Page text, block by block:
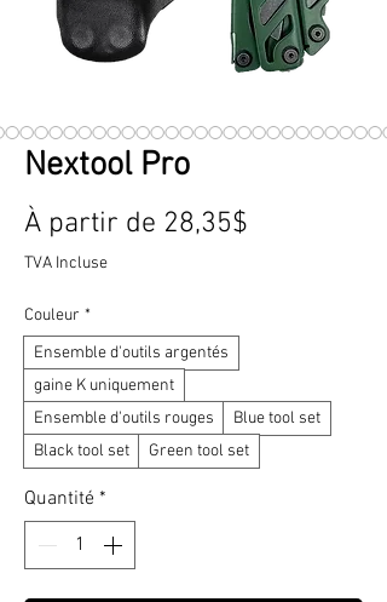
Nextool Pro
À partir de 28,35$
TVA Incluse
Couleur *
Ensemble d'outils argentés
gaine K uniquement
Ensemble d'outils rouges
Blue tool set
Black tool set
Green tool set
Quantité *